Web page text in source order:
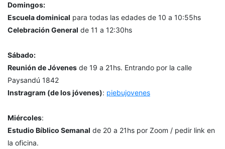
Domingos:
Escuela dominical para todas las edades de 10 a 10:55hs
Celebración General de 11 a 12:30hs
Sábado:
Reunión de Jóvenes de 19 a 21hs. Entrando por la calle
Paysandú 1842
Instragram (de los jóvenes): piebujovenes
Miércoles:
Estudio Bíblico Semanal de 20 a 21hs por Zoom / pedir link en
la oficina.